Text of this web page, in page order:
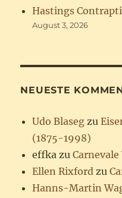
Hastings
August 3, 2026
NEUESTE
Udo Blaseg zu
(1875-1998)
effka zu
Ellen Rixford zu
Hanns-Martin